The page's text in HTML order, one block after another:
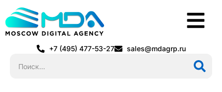
+7 (495) 477-53-27 sales@mdagrp.ru